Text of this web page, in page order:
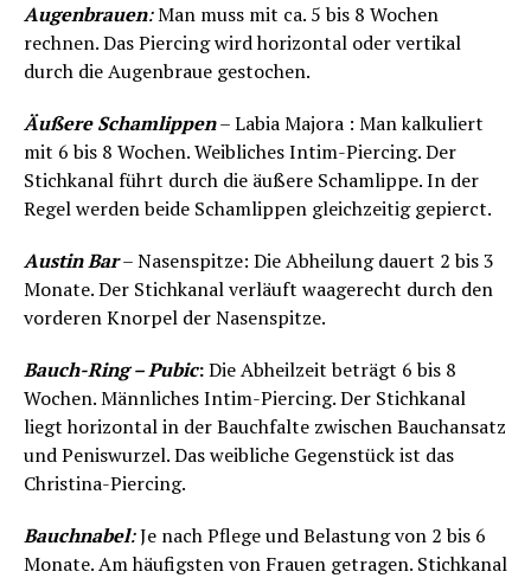
Augenbrauen:Man muss mit ca. 5 bis 8 Wochen
rechnen. Das Piercing wird horizontal oder vertikal
durch die Augenbraue gestochen.
Äußere Schamlippen– Labia Majora : Man kalkuliert
mit 6 bis 8 Wochen. Weibliches Intim-Piercing. Der
Stichkanal führt durch die äußere Schamlippe. In der
Regel werden beide Schamlippen gleichzeitig gepierct.
Austin Bar– Nasenspitze: Die Abheilung dauert 2 bis 3
Monate. Der Stichkanal verläuft waagerecht durch den
vorderen Knorpel der Nasenspitze.
Bauch-Ring – Pubic:Die Abheilzeit beträgt 6 bis 8
Wochen. Männliches Intim-Piercing. Der Stichkanal
liegt horizontal in der Bauchfalte zwischen Bauchansatz
und Peniswurzel. Das weibliche Gegenstück ist das
Christina-Piercing.
Bauchnabel:Je nach Pflege und Belastung von 2 bis 6
Monate. Am häufigsten von Frauen getragen. Stichkanal